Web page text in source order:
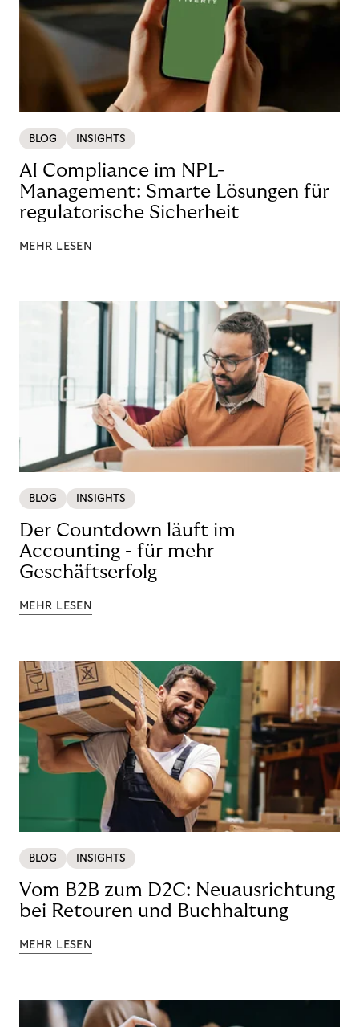
BLOG INSIGHTS
AI Compliance im NPL-
Management: Smarte Lösungen für
regulatorische Sicherheit
MEHR LESEN
BLOG INSIGHTS
Der Countdown läuft im
Accounting - für mehr
Geschäftserfolg
MEHR LESEN
BLOG INSIGHTS
Vom B2B zum D2C: Neuausrichtung
bei Retouren und Buchhaltung
MEHR LESEN